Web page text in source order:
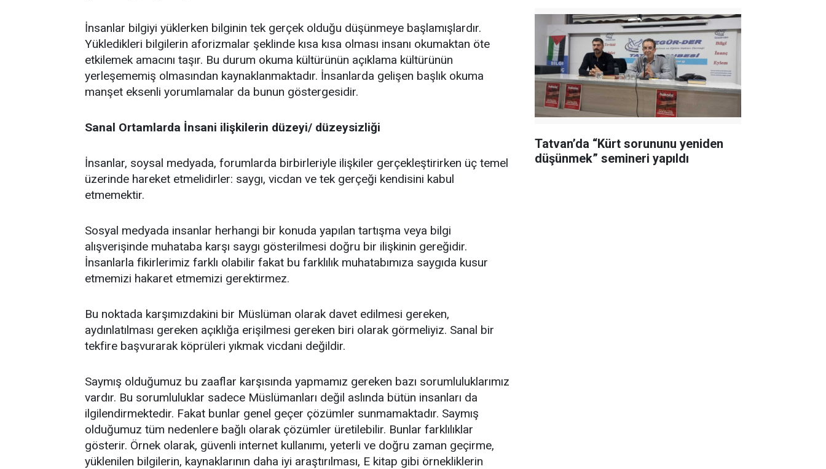
İnsanlar bilgiyi yüklerken bilginin tek gerçek olduğu düşünmeye başlamışlardır.
Yükledikleri bilgilerin aforizmalar şeklinde kısa kısa olması insanı okumaktan öte
etkilemek amacını taşır. Bu durum okuma kültürünün açıklama kültürünün
yerleşememiş olmasından kaynaklanmaktadır. İnsanlarda gelişen başlık okuma
manşet eksenli yorumlamalar da bunun göstergesidir.
Sanal Ortamlarda İnsani ilişkilerin düzeyi/ düzeysizliği
İnsanlar, soysal medyada, forumlarda birbirleriyle ilişkiler gerçekleştirirken üç temel
üzerinde hareket etmelidirler: saygı, vicdan ve tek gerçeği kendisini kabul
etmemektir.
Sosyal medyada insanlar herhangi bir konuda yapılan tartışma veya bilgi
alışverişinde muhataba karşı saygı gösterilmesi doğru bir ilişkinin gereğidir.
İnsanlarla fikirlerimiz farklı olabilir fakat bu farklılık muhatabımıza saygıda kusur
etmemizi hakaret etmemizi gerektirmez.
Bu noktada karşımızdakini bir Müslüman olarak davet edilmesi gereken,
aydınlatılması gereken açıklığa erişilmesi gereken biri olarak görmeliyiz. Sanal bir
tekfire başvurarak köprüleri yıkmak vicdani değildir.
Saymış olduğumuz bu zaaflar karşısında yapmamız gereken bazı sorumluluklarımız
vardır. Bu sorumluluklar sadece Müslümanları değil aslında bütün insanları da
ilgilendirmektedir. Fakat bunlar genel geçer çözümler sunmamaktadır. Saymış
olduğumuz tüm nedenlere bağlı olarak çözümler üretilebilir. Bunlar farklılıklar
gösterir. Örnek olarak, güvenli internet kullanımı, yeterli ve doğru zaman geçirme,
yüklenilen bilgilerin, kaynaklarının daha iyi araştırılması, E kitap gibi örnekliklerin
Tatvan’da “Kürt sorununu yeniden
düşünmek” semineri yapıldı